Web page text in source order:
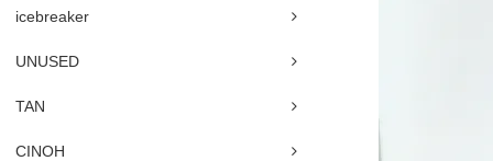
icebreaker
UNUSED
TAN
CINOH